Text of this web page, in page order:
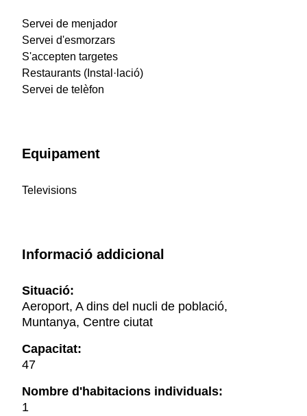
Servei de menjador
Servei d'esmorzars
S'accepten targetes
Restaurants (Instal·lació)
Servei de telèfon
Equipament
Televisions
Informació addicional
Situació:
Aeroport, A dins del nucli de població,
Muntanya, Centre ciutat
Capacitat:
47
Nombre d'habitacions individuals:
1